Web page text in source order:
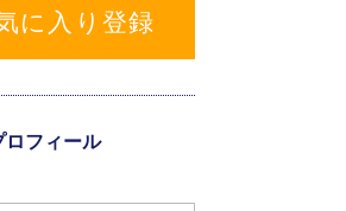
に入り登録
ロフィール